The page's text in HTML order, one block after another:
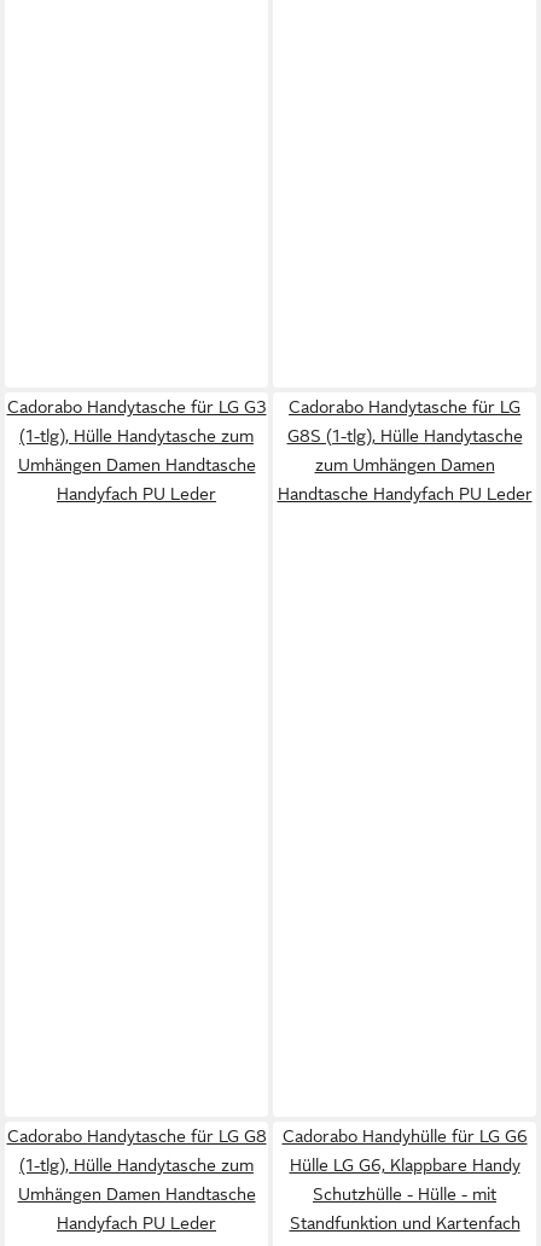
Cadorabo Handytasche für LG G3
(1-tlg), Hülle Handytasche zum
Umhängen Damen Handtasche
Handyfach PU Leder
Cadorabo Handytasche für LG
G8S (1-tlg), Hülle Handytasche
zum Umhängen Damen
Handtasche Handyfach PU Leder
Cadorabo Handytasche für LG G8
(1-tlg), Hülle Handytasche zum
Umhängen Damen Handtasche
Handyfach PU Leder
Cadorabo Handyhülle für LG G6
Hülle LG G6, Klappbare Handy
Schutzhülle - Hülle - mit
Standfunktion und Kartenfach